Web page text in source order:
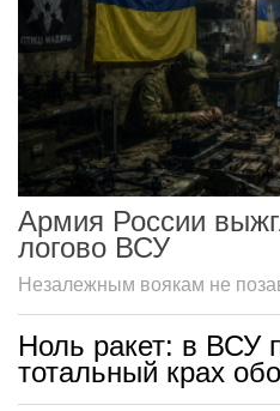
Армия России
логово ВСУ
Незалежным воякам не
Ноль ракет: в ВСУ
тотальный крах